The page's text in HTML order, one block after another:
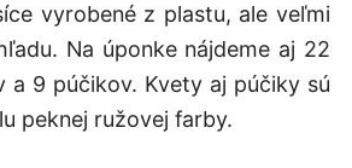
vyrobené z plastu, ale veľmi
Na úponke nájdeme aj 22
a 9 púčikov. Kvety aj púčiky sú
peknej ružovej farby.